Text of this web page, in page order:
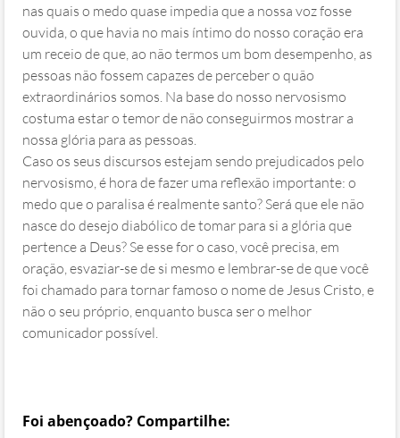
nas quais o medo quase impedia que a nossa voz fosse
ouvida, o que havia no mais íntimo do nosso coração era
um receio de que, ao não termos um bom desempenho, as
pessoas não fossem capazes de perceber o quão
extraordinários somos. Na base do nosso nervosismo
costuma estar o temor de não conseguirmos mostrar a
nossa glória para as pessoas.
Caso os seus discursos estejam sendo prejudicados pelo
nervosismo, é hora de fazer uma reflexão importante: o
medo que o paralisa é realmente santo? Será que ele não
nasce do desejo diabólico de tomar para si a glória que
pertence a Deus? Se esse for o caso, você precisa, em
oração, esvaziar-se de si mesmo e lembrar-se de que você
foi chamado para tornar famoso o nome de Jesus Cristo, e
não o seu próprio, enquanto busca ser o melhor
comunicador possível.
Foi abençoado? Compartilhe: